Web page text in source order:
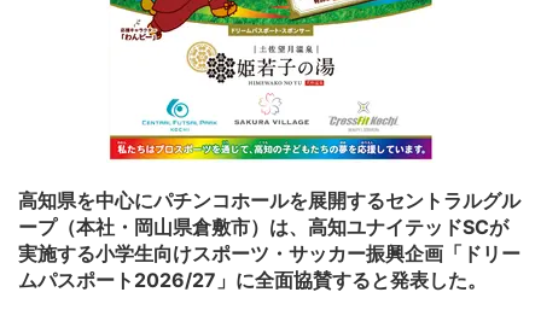
高知県を中心にパチンコホールを展開するセントラルグル
ープ（本社・岡山県倉敷市）は、高知ユナイテッドSCが
実施する小学生向けスポーツ・サッカー振興企画「ドリー
ムパスポート2026/27」に全面協賛すると発表した。